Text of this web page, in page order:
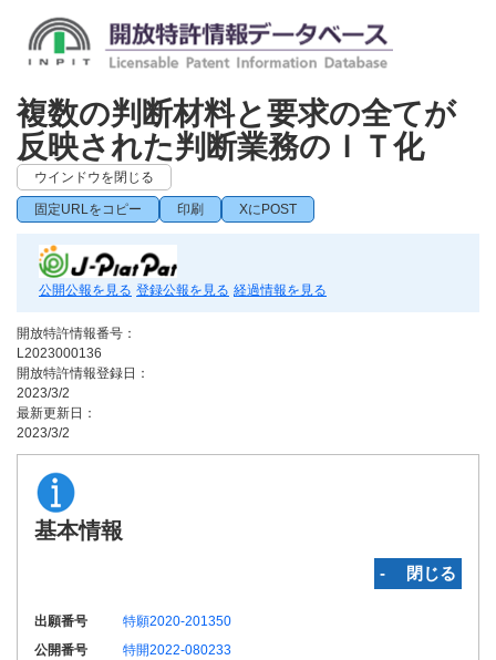
複数の判断材料と要求の全てが
反映された判断業務のＩＴ化
ウインドウを閉じる
固定URLをコピー 印刷 XにPOST
公開公報を見る 登録公報を見る 経過情報を見る
開放特許情報番号：
L2023000136
開放特許情報登録日：
2023/3/2
最新更新日：
2023/3/2
基本情報
‐ 閉じる
出願番号
特願2020-201350
公開番号
特開2022-080233